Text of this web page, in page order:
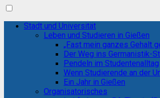
Stadt und Universität
Leben und Studieren in Gießen
„Fast mein ganzes Gehalt
Der Weg ins Germanistik-
Pendeln im Studentenalltag
Wenn Studierende an der
Ein Jahr in Gießen
Organisatorisches